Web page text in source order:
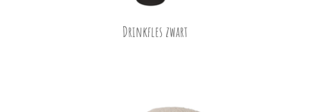
Drinkfles zwart